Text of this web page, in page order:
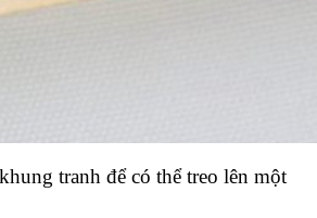
tranh để có thể treo lên một